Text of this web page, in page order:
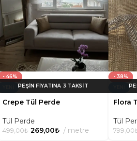
- 46%
Crepe Tül Perde
Tül Perde
499,00₺ 269,00₺ metre
- 38%
Flora
Tül
799,00